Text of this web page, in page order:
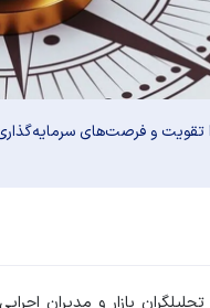
تقویت و فرصت‌های
تحلیلگران بازار و مدیران